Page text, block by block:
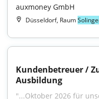
auxmoney GmbH
Düsseldorf, Raum
Kundenbetreuer /
Ausbildung
"...Oktober 2026 für